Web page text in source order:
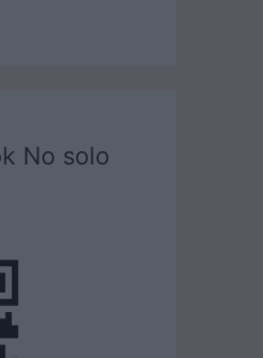
No solo